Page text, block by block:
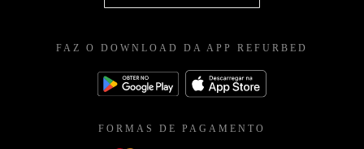
FAZ O DOWNLOAD DA APP REFURBED
FORMAS DE PAGAMENTO